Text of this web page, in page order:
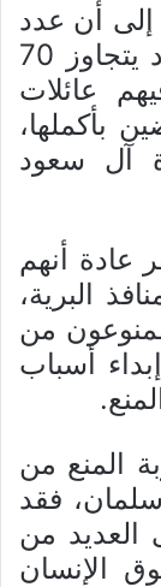
أن عدد
الممنوعين من السفر في البلاد يتجاوز 70
عائلات
بأكملها،
آل سعود
عادة أنهم
البرية،
من
أسباب
المنع من
فقد
من
الإنسان